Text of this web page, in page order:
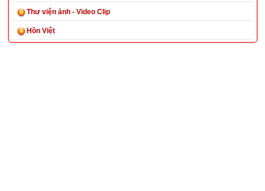
Thư viện ảnh - Video Clip
Hồn Việt